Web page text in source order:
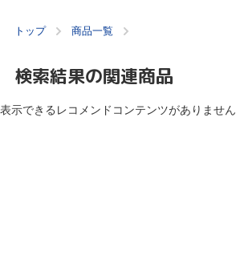
トップ 商品一覧
検索結果の関連商品
表示できるレコメンドコンテンツがありません